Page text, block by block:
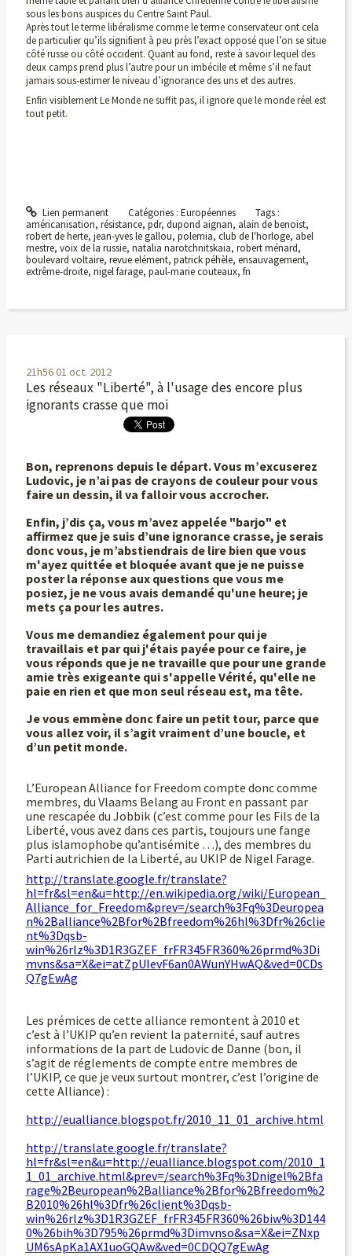
sous les bons auspices du Centre Saint Paul.
Après tout le terme libéralisme comme le terme conservateur ont cela
de particulier qu’ils signifient à peu près l’exact opposé que l’on se situe
côté russe ou côté occident. Quant au fond, reste à savoir lequel des
deux camps prend plus l’autre pour un imbécile et même s’il ne faut
jamais sous-estimer le niveau d’ignorance des uns et des autres.
Enfin visiblement Le Monde ne suffit pas, il ignore que le monde réel est
tout petit.
Lien permanent Catégories : Européennes
Tags :
américanisation, résistance, pdr, dupond aignan, alain de benoist,
robert de herte, jean-yves le gallou, polemia, club de l'horloge, abel
mestre, voix de la russie, natalia narotchnitskaia, robert ménard,
boulevard voltaire, revue elément, patrick péhèle, ensauvagement,
extrême-droite, nigel farage, paul-marie couteaux, fn
21h5601 oct. 2012
Les réseaux "Liberté", à l'usage des encore plus
ignorants crasse que moi
Bon, reprenons depuis le départ. Vous m’excuserez
Ludovic, je n’ai pas de crayons de couleur pour vous
faire un dessin, il va falloir vous accrocher.
Enfin, j’dis ça, vous m’avez appelée "barjo" et
affirmez que je suis d’une ignorance crasse, je serais
donc vous, je m’abstiendrais de lire bien que vous
m'ayez quittée et bloquée avant que je ne puisse
poster la réponse aux questions que vous me
posiez, je ne vous avais demandé qu'une heure; je
mets ça pour les autres.
Vous me demandiez également pour qui je
travaillais et par qui j'étais payée pour ce faire, je
vous réponds que je ne travaille que pour une grande
amie très exigeante qui s'appelle Vérité, qu'elle ne
paie en rien et que mon seul réseau est, ma tête.
Je vous emmène donc faire un petit tour, parce que
vous allez voir, il s’agit vraiment d’une boucle, et
d’un petit monde.
L’European Alliance for Freedom compte donc comme
membres, du Vlaams Belang au Front en passant par
une rescapée du Jobbik (c’est comme pour les Fils de la
Liberté, vous avez dans ces partis, toujours une fange
plus islamophobe qu’antisémite …), des membres du
Parti autrichien de la Liberté, au UKIP de Nigel Farage.
http://translate.google.fr/translate?
hl=fr&sl=en&u=http://en.wikipedia.org/wiki/European_
Alliance_for_Freedom&prev=/search%3Fq%3Deuropea
n%2Balliance%2Bfor%2Bfreedom%26hl%3Dfr%26clie
nt%3Dqsb-
win%26rlz%3D1R3GZEF_frFR345FR360%26prmd%3Di
mvns&sa=X&ei=atZpUIevF6an0AWunYHwAQ&ved=0CDs
Q7gEwAg
Les prémices de cette alliance remontent à 2010 et
c’est à l’UKIP qu’en revient la paternité, sauf autres
informations de la part de Ludovic de Danne (bon, il
s’agit de réglements de compte entre membres de
l’UKIP, ce que je veux surtout montrer, c’est l’origine de
cette Alliance) :
http://eualliance.blogspot.fr/2010_11_01_archive.html
http://translate.google.fr/translate?
hl=fr&sl=en&u=http://eualliance.blogspot.com/2010_1
1_01_archive.html&prev=/search%3Fq%3Dnigel%2Bfa
rage%2Beuropean%2Balliance%2Bfor%2Bfreedom%2
B2010%26hl%3Dfr%26client%3Dqsb-
win%26rlz%3D1R3GZEF_frFR345FR360%26biw%3D144
0%26bih%3D795%26prmd%3Dimvnso&sa=X&ei=ZNxp
UM6sApKa1AX1uoGQAw&ved=0CDQQ7gEwAg